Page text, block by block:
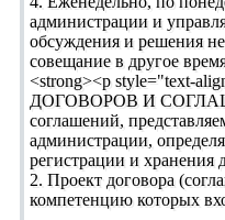
администрации и
обсуждения и решения
совещание в другое
<strong><p
ДОГОВОРОВ И
соглашений,
администрации,
регистрации и
2. Проект договора
компетенцию которых